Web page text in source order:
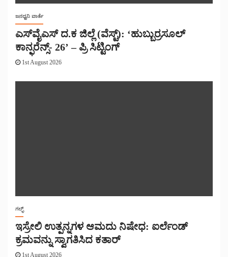
ಜನಧ್ವನಿ ವಾರ್ತೆ
ಎಸ್‌ವೈಎಸ್ ದ.ಕ ಜಿಲ್ಲೆ (ವೆಸ್ಟ್): ‘ಹುಬ್ಬುರ್ರಸೂಲ್
ಕಾನ್ಫರೆನ್ಸ್- 26’ – ಪ್ರಿ ಸಿಟ್ಟಿಂಗ್
1st August 2026
ಗಲ್ಫ್
ಇಸ್ರೇಲಿ ಉತ್ಪನ್ನಗಳ ಆಮದು ನಿಷೇಧ: ಐರ್ಲೆಂಡ್
ಕ್ರಮವನ್ನು ಸ್ವಾಗತಿಸಿದ ಕತಾರ್
1st August 2026